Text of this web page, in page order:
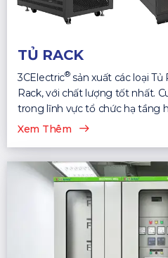
TỦ RACK
3CElectric®sản xuất các loại Tủ
Rack, với chất lượng tốt nhất.
trong lĩnh vực tổ chức hạ tầng
Xem Thêm